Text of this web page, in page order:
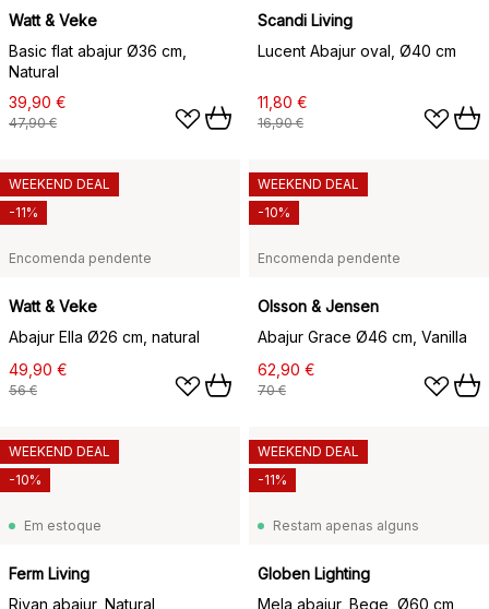
Watt & Veke
Basic flat abajur Ø36 cm,
Natural
39,90 €
47,90 €
Scandi Living
Lucent Abajur oval, Ø40 cm
11,80 €
16,90 €
Encomenda pendente
Watt & Veke
Abajur Ella Ø26 cm, natural
49,90 €
56 €
WEEKEND DEAL
-11%
Encomenda pendente
Olsson & Jensen
Abajur Grace Ø46 cm, Vanilla
62,90 €
70 €
WEEKEND DEAL
-10%
Em estoque
Ferm Living
Rivan abajur, Natural
WEEKEND DEAL
-10%
Restam apenas alguns
Globen Lighting
Mela abajur, Bege, Ø60 cm
WEEKEND DEAL
-11%